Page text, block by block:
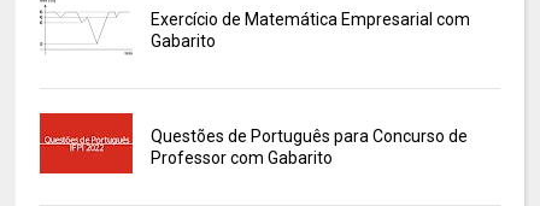
Exercício de Matemática Empresarial com
Gabarito
Questões de Português para Concurso de
Professor com Gabarito